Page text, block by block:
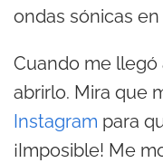
ondas sónicas
Cuando me
abrirlo. Mira que
Instagram para
¡Imposible! Me